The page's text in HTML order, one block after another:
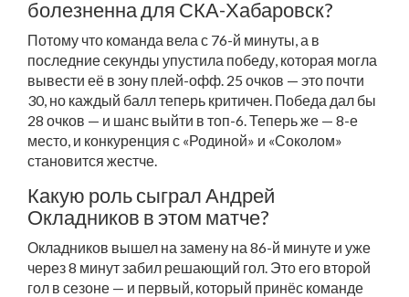
болезненна для СКА-Хабаровск?
Потому что команда вела с 76-й минуты, а в
последние секунды упустила победу, которая могла
вывести её в зону плей-офф. 25 очков — это почти
30, но каждый балл теперь критичен. Победа дал бы
28 очков — и шанс выйти в топ-6. Теперь же — 8-е
место, и конкуренция с «Родиной» и «Соколом»
становится жестче.
Какую роль сыграл Андрей
Окладников в этом матче?
Окладников вышел на замену на 86-й минуте и уже
через 8 минут забил решающий гол. Это его второй
гол в сезоне — и первый, который принёс команде